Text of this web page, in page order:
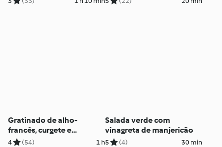
Gratinado de alho-
francês, curgete e
brócolos
4 (54) 1 h
Salada verde com
vinagreta de manjericão
5 (4) 30 min